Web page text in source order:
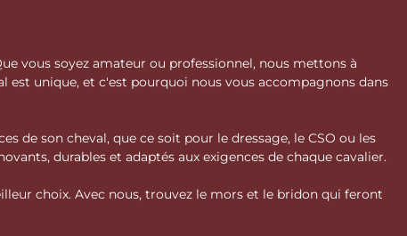
vous soyez amateur ou professionnel, nous mettons à
unique, et c'est pourquoi nous vous accompagnons dans
de son cheval, que ce soit pour le dressage, le CSO ou les
durables et adaptés aux exigences de chaque cavalier.
choix. Avec nous, trouvez le mors et le bridon qui feront